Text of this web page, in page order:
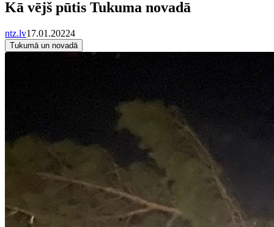
Kā vējš pūtis Tukuma novadā
ntz.lv17.01.20224
Tukumā un novadā